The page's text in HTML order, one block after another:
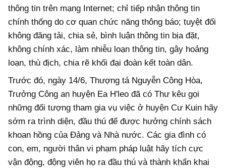
thông tin trên mạng Internet; chỉ tiếp nhận thông tin
chính thống do cơ quan chức năng thông báo; tuyệt đối
không đăng tải, chia sẻ, bình luận thông tin bịa đặt,
không chính xác, làm nhiễu loạn thông tin, gây hoảng
loạn, thù địch, chia rẽ khối đại đoàn kết toàn dân.
Trước đó, ngày 14/6, Thượng tá Nguyễn Công Hòa,
Trưởng Công an huyện Ea H'leo đã có Thư kêu gọi
những đối tượng tham gia vụ việc ở huyện Cư Kuin hãy
sớm ra trình diện, đầu thú để được hưởng chính sách
khoan hồng của Đảng và Nhà nước. Các gia đình có
con, em, người thân vi phạm pháp luật hãy tích cực
vận động, động viên họ ra đầu thú và thành khẩn khai